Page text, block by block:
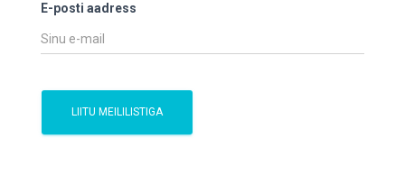
E-posti aadress